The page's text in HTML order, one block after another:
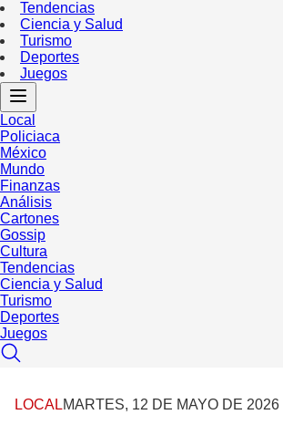
Tendencias
Ciencia y Salud
Turismo
Deportes
Juegos
Local
Policiaca
México
Mundo
Finanzas
Análisis
Cartones
Gossip
Cultura
Tendencias
Ciencia y Salud
Turismo
Deportes
Juegos
LOCALMARTES, 12 DE MAYO DE 2026